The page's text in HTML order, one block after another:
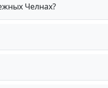
Челнах?